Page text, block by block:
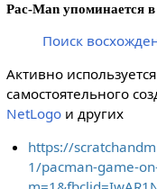
Pac-Man упоминается
Поиск
Активно
самостоятельного
NetLogoи других
https://
1/pacman-game-